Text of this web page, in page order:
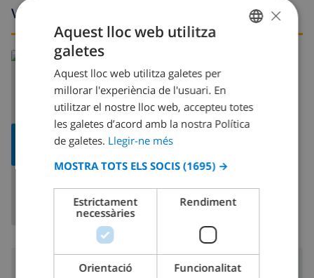
Voltants
MOSTRAR
MAPA
Llegeix més:
Espanya >Costa Blanca >
Voltants
DUTCH
SPANISH
CATALAN
ITALIAN
NORWEGIAN
×
Aquest lloc web utilitza
galetes
Aquest lloc web utilitza galetes per
millorar l'experiència de l'usuari. En
utilitzar el nostre lloc web, accepteu totes
les galetes d’acord amb la nostra Política
de galetes. Llegir-ne més
MOSTRA TOTS ELS SOCIS (1695) →
Estrictament
necessàries
Rendiment
Orientació Funcionalitat